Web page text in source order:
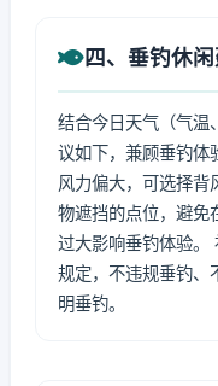
四、垂钓休
结合今日天气（气温
议如下，兼顾垂钓体
风力偏大，可选择背
物遮挡的点位，避免
过大影响垂钓体验。
规定，不违规垂钓、
明垂钓。